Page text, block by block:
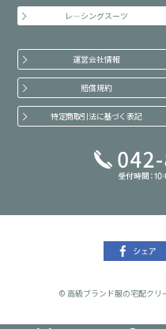
レ―シングスーツ
運営会社情報
賠償規約
特定商取引法に基づく表記
© 高級ブランド服の宅配クリ